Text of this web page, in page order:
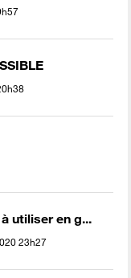
utiliser en g...
23h27